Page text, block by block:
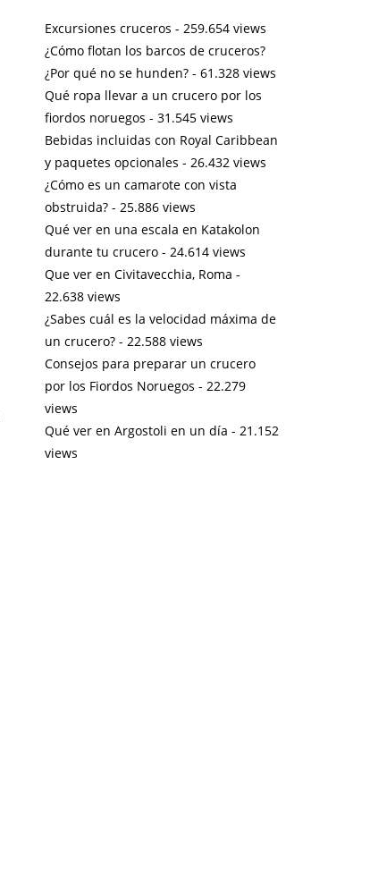
Excursiones cruceros - 259.654 views
¿Cómo flotan los barcos de cruceros?
¿Por qué no se hunden?- 61.328 views
Qué ropa llevar a un crucero por los
fiordos noruegos - 31.545 views
Bebidas incluidas con Royal Caribbean
y paquetes opcionales - 26.432 views
¿Cómo es un camarote con vista
obstruida?- 25.886 views
Qué ver en una escala en Katakolon
durante tu crucero- 24.614 views
Que ver en Civitavecchia, Roma -
22.638 views
¿Sabes cuál es la velocidad máxima de
un crucero?- 22.588 views
Consejos para preparar un crucero
por los Fiordos Noruegos - 22.279
views
Qué ver en Argostoli en un día - 21.152
views